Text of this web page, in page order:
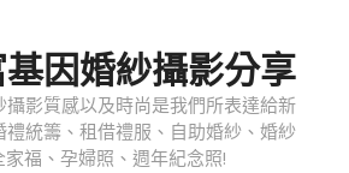
因婚紗攝影分享
攝影質感以及時尚是我們所表達給新
禮統籌、租借禮服、自助婚紗、婚紗
福、孕婦照、週年紀念照!